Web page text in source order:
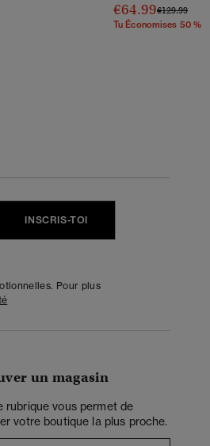
€64.99Prix Réduit
€129.99À
Tu Économises 50 %
INSCRIS-TOI
Pour plus
un magasin
rubrique vous permet de
votre boutique la plus proche.